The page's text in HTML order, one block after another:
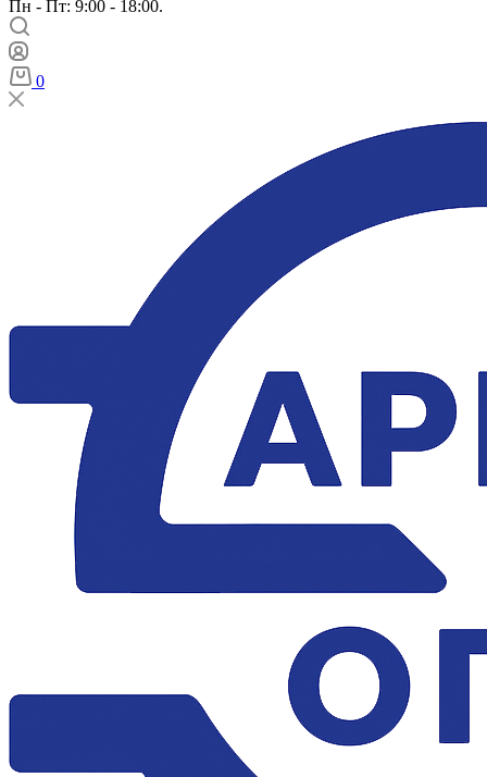
Пн - Пт: 9:00 - 18:00.
0